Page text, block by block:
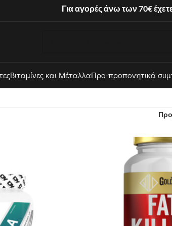
Για αγορές άνω των 70€
Βιταμίνες και ΜέταλλαΠρο-προπονητικά